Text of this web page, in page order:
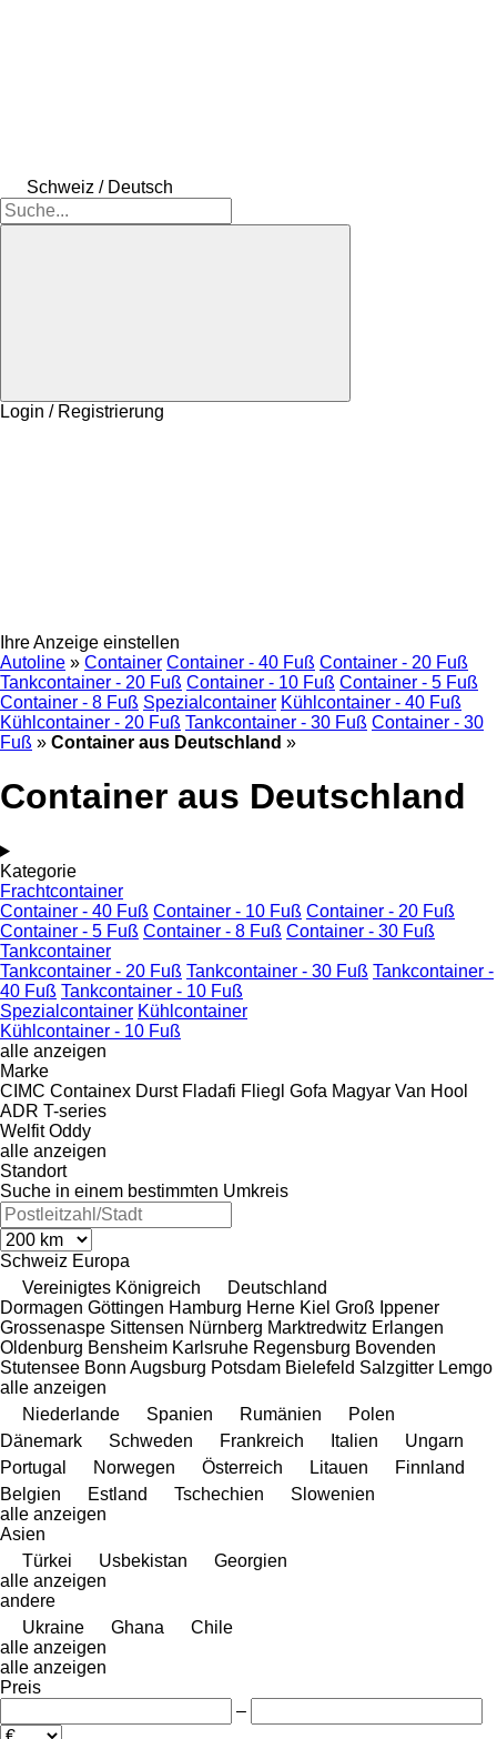
Schweiz / Deutsch
Login / Registrierung
Ihre Anzeige einstellen
Autoline » Container Container - 40 Fuß Container - 20 Fuß
Tankcontainer - 20 Fuß Container - 10 Fuß Container - 5 Fuß
Container - 8 Fuß Spezialcontainer Kühlcontainer - 40 Fuß
Kühlcontainer - 20 Fuß Tankcontainer - 30 Fuß Container - 30
Fuß » Container aus Deutschland »
Container aus Deutschland
Kategorie
Frachtcontainer
Container - 40 Fuß Container - 10 Fuß Container - 20 Fuß
Container - 5 Fuß Container - 8 Fuß Container - 30 Fuß
Tankcontainer
Tankcontainer - 20 Fuß Tankcontainer - 30 Fuß Tankcontainer -
40 Fuß Tankcontainer - 10 Fuß
Spezialcontainer Kühlcontainer
Kühlcontainer - 10 Fuß
alle anzeigen
Marke
CIMC Containex Durst Fladafi Fliegl Gofa Magyar Van Hool
ADR T-series
Welfit Oddy
alle anzeigen
Standort
Suche in einem bestimmten Umkreis
Schweiz Europa
Vereinigtes Königreich
Deutschland
Dormagen Göttingen Hamburg Herne Kiel Groß Ippener
Grossenaspe Sittensen Nürnberg Marktredwitz Erlangen
Oldenburg Bensheim Karlsruhe Regensburg Bovenden
Stutensee Bonn Augsburg Potsdam Bielefeld Salzgitter Lemgo
alle anzeigen
Niederlande
Spanien Rumänien
Polen
Dänemark
Schweden Frankreich Italien
Ungarn
Portugal
Norwegen Österreich Litauen
Finnland
Belgien
Estland Tschechien
Slowenien
alle anzeigen
Asien
Türkei
Usbekistan
Georgien
alle anzeigen
andere
Ukraine
Ghana
Chile
alle anzeigen
alle anzeigen
Preis
–